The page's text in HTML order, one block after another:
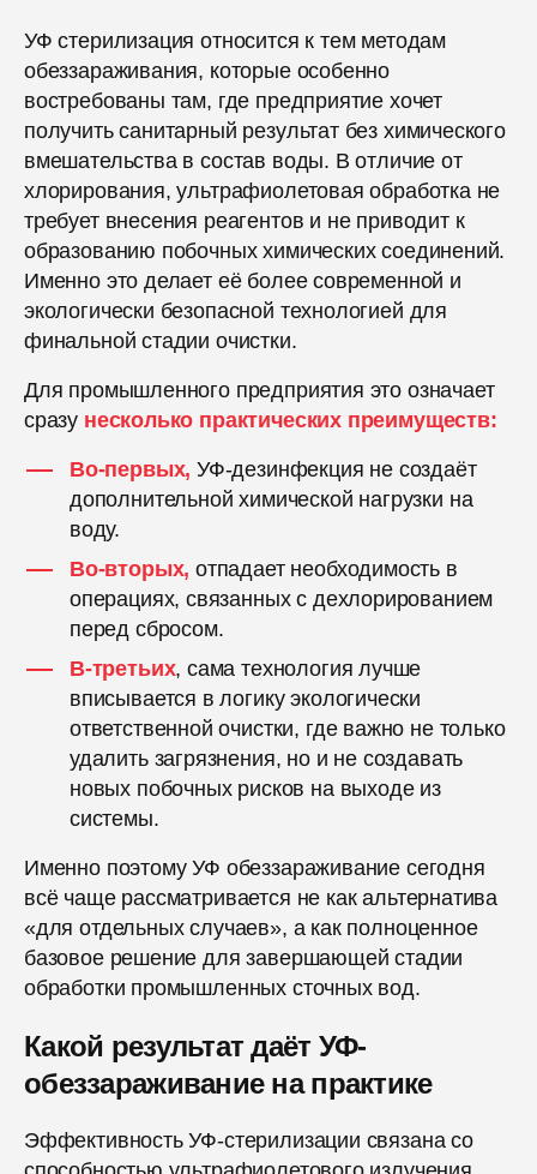
УФ стерилизация относится к тем методам
обеззараживания, которые особенно
востребованы там, где предприятие хочет
получить санитарный результат без химического
вмешательства в состав воды. В отличие от
хлорирования, ультрафиолетовая обработка не
требует внесения реагентов и не приводит к
образованию побочных химических соединений.
Именно это делает её более современной и
экологически безопасной технологией для
финальной стадии очистки.
Для промышленного предприятия это означает
сразу несколько практических преимуществ:
Во-первых, УФ-дезинфекция не создаёт
дополнительной химической нагрузки на
воду.
Во-вторых, отпадает необходимость в
операциях, связанных с дехлорированием
перед сбросом.
В-третьих, сама технология лучше
вписывается в логику экологически
ответственной очистки, где важно не только
удалить загрязнения, но и не создавать
новых побочных рисков на выходе из
системы.
Именно поэтому УФ обеззараживание сегодня
всё чаще рассматривается не как альтернатива
«для отдельных случаев», а как полноценное
базовое решение для завершающей стадии
обработки промышленных сточных вод.
Какой результат даёт УФ-
обеззараживание на практике
Эффективность УФ-стерилизации связана со